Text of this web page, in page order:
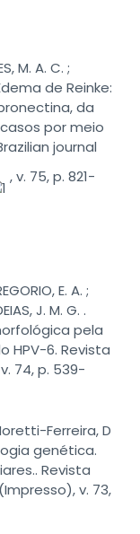
M. A. C. ;
de Reinke:
da
por meio
journal
, v. 75, p. 821-
E. A. ;
J. M. G. .
pela
HPV-6. Revista
74, p. 539-
Ferreira, D
genética.
Revista
v. 73,